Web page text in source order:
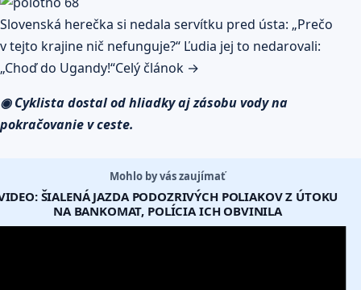
Slovenská herečka si nedala servítku pred ústa: „Prečo
v tejto krajine nič nefunguje?“ Ľudia jej to nedarovali:
„Choď do Ugandy!“Celý článok →
◉ Cyklista dostal od hliadky aj zásobu vody na
pokračovanie v ceste.
Mohlo by vás zaujímať
ŠIALENÁ JAZDA PODOZRIVÝCH POLIAKOV Z ÚTOKU
NA BANKOMAT, POLÍCIA ICH OBVINILA